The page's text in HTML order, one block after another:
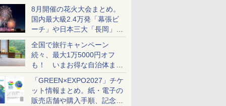
8月開催の花火大会まとめ。
国内最大級2.4万発「幕張ビ
ーチ」や日本三大「長岡」な
ど大型イベント目白押し！
全国で旅行キャンペーン
続々、最大1万5000円オフ
も！ いまお得な自治体まと
め
「GREEN×EXPO2027」チケ
ット情報まとめ。紙・電子の
販売店舗や購入手順、記念チ